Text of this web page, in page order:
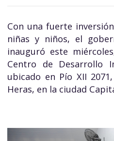
Con una fuerte
niñas y niños, el
inauguró este
Centro de Desarrollo
ubicado en Pío XII
Heras, en la ciudad